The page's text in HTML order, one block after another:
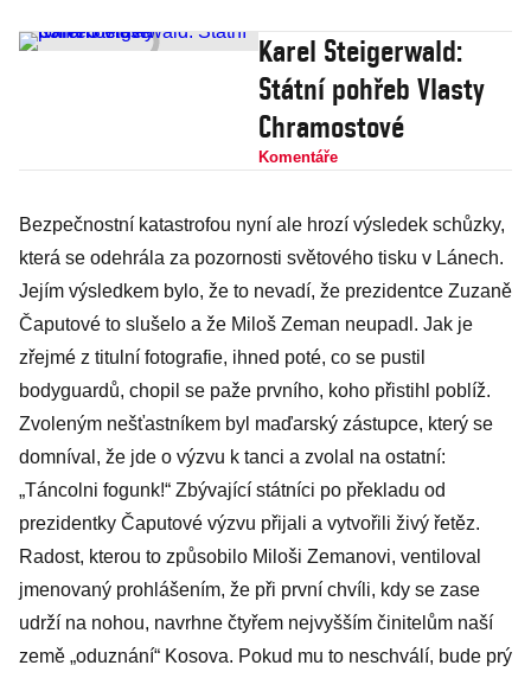
Karel Steigerwald:
Státní pohřeb Vlasty
Chramostové
Komentáře
Bezpečnostní katastrofou nyní ale hrozí výsledek schůzky,
která se odehrála za pozornosti světového tisku v Lánech.
Jejím výsledkem bylo, že to nevadí, že prezidentce Zuzaně
Čaputové to slušelo a že Miloš Zeman neupadl. Jak je
zřejmé z titulní fotografie, ihned poté, co se pustil
bodyguardů, chopil se paže prvního, koho přistihl poblíž.
Zvoleným nešťastníkem byl maďarský zástupce, který se
domníval, že jde o výzvu k tanci a zvolal na ostatní:
„Táncolni fogunk!“ Zbývající státníci po překladu od
prezidentky Čaputové výzvu přijali a vytvořili živý řetěz.
Radost, kterou to způsobilo Miloši Zemanovi, ventiloval
jmenovaný prohlášením, že při první chvíli, kdy se zase
udrží na nohou, navrhne čtyřem nejvyšším činitelům naší
země „oduznání“ Kosova. Pokud mu to neschválí, bude prý